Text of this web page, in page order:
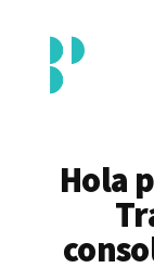
contenido
principal
menu
Piedrahita
docente
pedagógico
Hola